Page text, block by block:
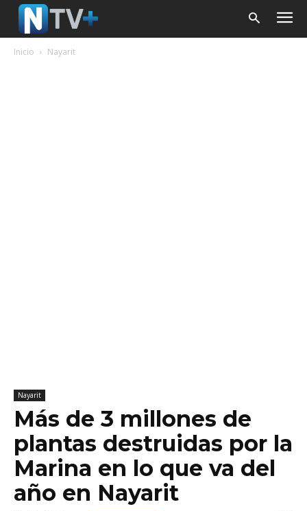
Inicio Nayarit
Nayarit
Más de 3 millones de
plantas destruidas por la
Marina en lo que va del
año en Nayarit